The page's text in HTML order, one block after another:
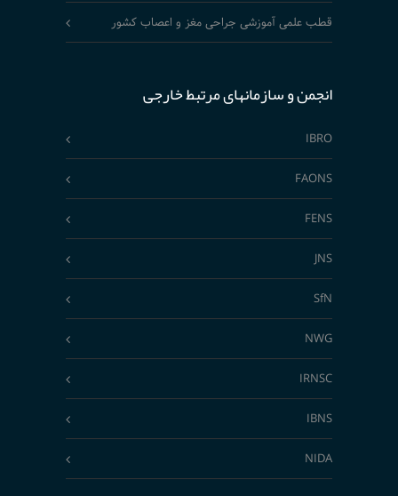
قطب علمی آموزشی جراحی مغز و اعصاب کشور
انجمن و سازمانهای مرتبط خارجی
IBRO
FAONS
FENS
JNS
SfN
NWG
IRNSC
IBNS
NIDA